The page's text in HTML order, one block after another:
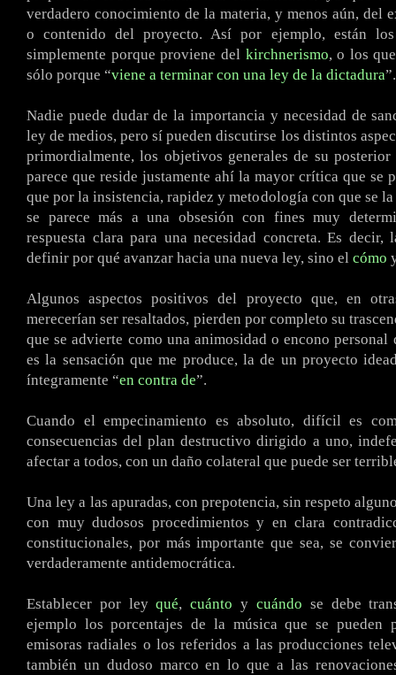
verdadero conocimiento de la materia, y menos aún, del
o contenido del proyecto. Así por ejemplo, están
simplemente porque proviene del kirchnerismo, o los
sólo porque “viene a terminar con una ley de la dictadura”.
Nadie puede dudar de la importancia y necesidad de
ley de medios, pero sí pueden discutirse los distintos
primordialmente, los objetivos generales de su
parece que reside justamente ahí la mayor crítica que se
que por la insistencia, rapidez y metodología con que se
se parece más a una obsesión con fines muy
respuesta clara para una necesidad concreta. Es decir,
definir por qué avanzar hacia una nueva ley, sino el cómo
Algunos aspectos positivos del proyecto que, en
merecerían ser resaltados, pierden por completo su
que se advierte como una animosidad o encono personal
es la sensación que me produce, la de un proyecto
íntegramente “en contra de”.
Cuando el empecinamiento es absoluto, difícil es
consecuencias del plan destructivo dirigido a uno,
afectar a todos, con un daño colateral que puede ser
Una ley a las apuradas, con prepotencia, sin respeto
con muy dudosos procedimientos y en clara
constitucionales, por más importante que sea, se
verdaderamente antidemocrática.
Establecer por leyqué,cuánto y cuándo se debe
ejemplo los porcentajes de la música que se pueden
emisoras radiales o los referidos a las producciones
también un dudoso marco en lo que a las